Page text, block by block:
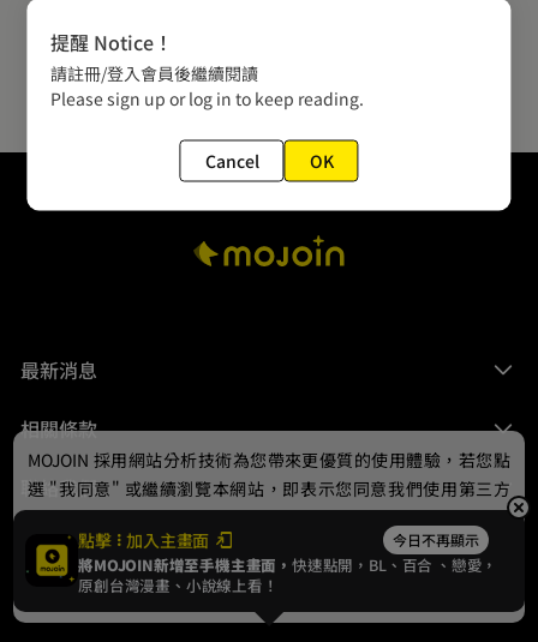
最新消息
相關條款
聯絡我們
© 2024 gamania Digital Entertainment Co., Ltd.
點擊 加入主畫面 今日不再顯示
將MOJOIN新增至手機主畫面，快速點開，BL、 百合 、戀愛，
原創台灣漫畫、小說線上看！
MOJOIN 採用網站分析技術為您帶來更優質的使用體驗，若您點
選 "我同意" 或繼續瀏覽本網站，即表示您同意我們使用第三方
Cookie，欲瞭解更多資訊請見隱私權政策。
我同意
提醒 Notice！
請註冊/登入會員後繼續閱讀
Please sign up or log in to keep reading.
Cancel OK